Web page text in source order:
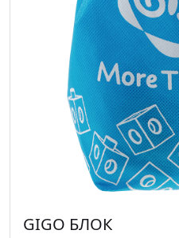
GIGO БЛОК